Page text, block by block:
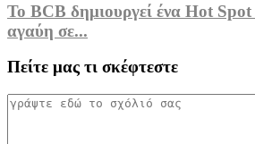
Το BCB δημιουργεί ένα Hot
αγαύη σε...
Πείτε μας τι σκέφτεστε